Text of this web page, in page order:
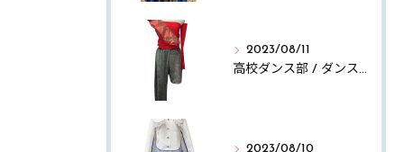
2023/08/11
高校ダンス部 / ダンス大会
2023/08/10